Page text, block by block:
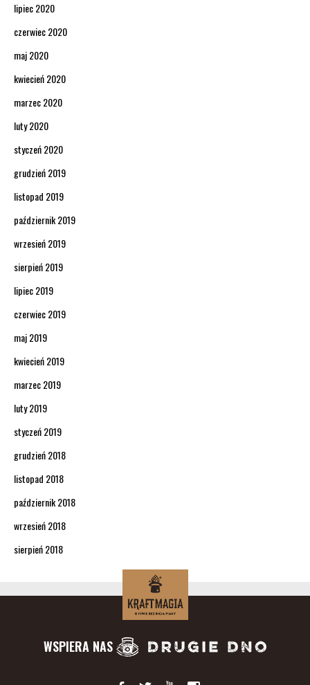
lipiec 2020
czerwiec 2020
maj 2020
kwiecień 2020
marzec 2020
luty 2020
styczeń 2020
grudzień 2019
listopad 2019
październik 2019
wrzesień 2019
sierpień 2019
lipiec 2019
czerwiec 2019
maj 2019
kwiecień 2019
marzec 2019
luty 2019
styczeń 2019
grudzień 2018
listopad 2018
październik 2018
wrzesień 2018
sierpień 2018
WSPIERA NAS